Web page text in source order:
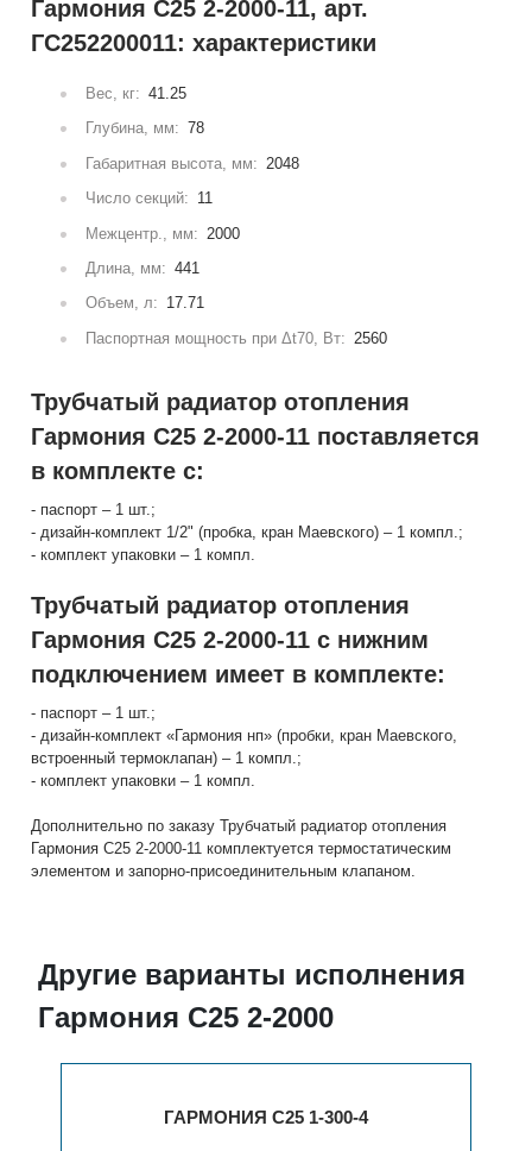
Гармония С25 2-2000-11, арт.
ГС252200011: характеристики
Вес, кг: 41.25
Глубина, мм: 78
Габаритная высота, мм: 2048
Число секций: 11
Межцентр., мм: 2000
Длина, мм: 441
Объем, л: 17.71
Паспортная мощность при Δt70, Вт: 2560
Трубчатый радиатор отопления
Гармония С25 2-2000-11 поставляется
в комплекте с:
- паспорт – 1 шт.;
- дизайн-комплект 1/2" (пробка, кран Маевского) – 1 компл.;
- комплект упаковки – 1 компл.
Трубчатый радиатор отопления
Гармония С25 2-2000-11 с нижним
подключением имеет в комплекте:
- паспорт – 1 шт.;
- дизайн-комплект «Гармония нп» (пробки, кран Маевского,
встроенный термоклапан) – 1 компл.;
- комплект упаковки – 1 компл.
Дополнительно по заказу Трубчатый радиатор отопления
Гармония С25 2-2000-11 комплектуется термостатическим
элементом и запорно-присоединительным клапаном.
Другие варианты исполнения
Гармония С25 2-2000
ГАРМОНИЯ С25 1-300-4